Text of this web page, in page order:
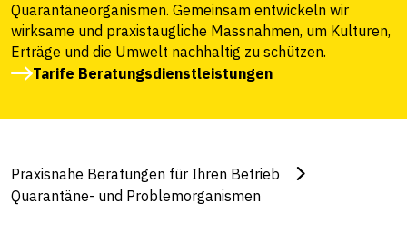
Quarantäneorganismen. Gemeinsam entwickeln wir
wirksame und praxistaugliche Massnahmen, um Kulturen,
Erträge und die Umwelt nachhaltig zu schützen.
Tarife Beratungsdienstleistungen
Praxisnahe Beratungen für Ihren Betrieb
Quarantäne- und Problemorganismen